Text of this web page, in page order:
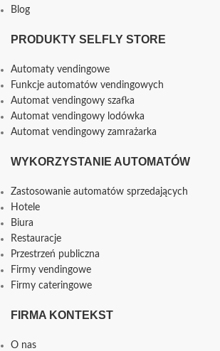
Blog
PRODUKTY SELFLY STORE
Automaty vendingowe
Funkcje automatów vendingowych
Automat vendingowy szafka
Automat vendingowy lodówka
Automat vendingowy zamrażarka
WYKORZYSTANIE AUTOMATÓW
Zastosowanie automatów sprzedających
Hotele
Biura
Restauracje
Przestrzeń publiczna
Firmy vendingowe
Firmy cateringowe
FIRMA KONTEKST
O nas